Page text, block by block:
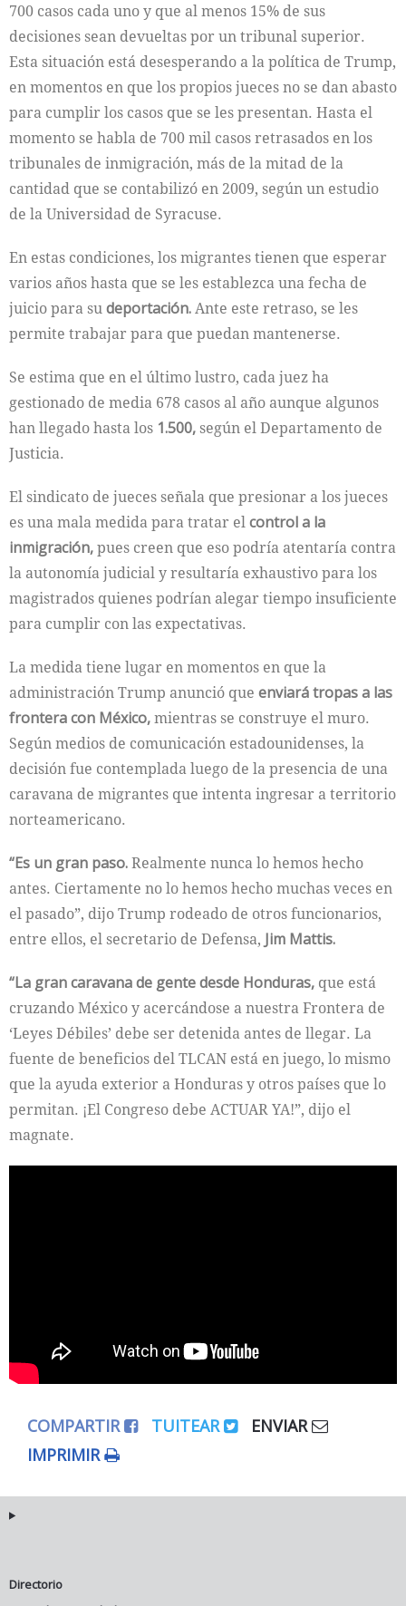
700 casos cada uno y que al menos 15% de sus
decisiones sean devueltas por un tribunal superior.
Esta situación está desesperando a la política de Trump,
en momentos en que los propios jueces no se dan abasto
para cumplir los casos que se les presentan. Hasta el
momento se habla de 700 mil casos retrasados en los
tribunales de inmigración, más de la mitad de la
cantidad que se contabilizó en 2009, según un estudio
de la Universidad de Syracuse.
En estas condiciones, los migrantes tienen que esperar
varios años hasta que se les establezca una fecha de
juicio para sudeportación.Ante este retraso, se les
permite trabajar para que puedan mantenerse.
Se estima que en el último lustro, cada juez ha
gestionado de media 678 casos al año aunque algunos
han llegado hasta los 1.500,según el Departamento de
Justicia.
El sindicato de jueces señala que presionar a los jueces
es una mala medida para tratar elcontrol a la
inmigración,pues creen que eso podría atentaría contra
la autonomía judicial y resultaría exhaustivo para los
magistrados quienes podrían alegar tiempo insuficiente
para cumplir con las expectativas.
La medida tiene lugar en momentos en que la
administración Trump anunció que enviará tropas a las
frontera con México,mientras se construye el muro.
Según medios de comunicación estadounidenses, la
decisión fue contemplada luego de la presencia de una
caravana de migrantes que intenta ingresar a territorio
norteamericano.
“Es un gran paso.Realmente nunca lo hemos hecho
antes. Ciertamente no lo hemos hecho muchas veces en
el pasado”, dijo Trump rodeado de otros funcionarios,
entre ellos, el secretario de Defensa, Jim Mattis.
“La gran caravana de gente desde Honduras, que está
cruzando México y acercándose a nuestra Frontera de
‘Leyes Débiles’ debe ser detenida antes de llegar. La
fuente de beneficios del TLCAN está en juego, lo mismo
que la ayuda exterior a Honduras y otros países que lo
permitan. ¡El Congreso debe ACTUAR YA!”, dijo el
magnate.
COMPARTIR TUITEAR
ENVIAR
IMPRIMIR
Directorio